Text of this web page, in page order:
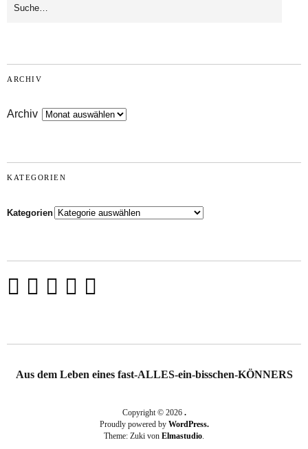
ARCHIV
Archiv
KATEGORIEN
Kategorien
Aus dem Leben eines fast-ALLES-ein-bisschen-KÖNNERS
Copyright © 2026 .
Proudly powered by WordPress.
Theme: Zuki von Elmastudio.